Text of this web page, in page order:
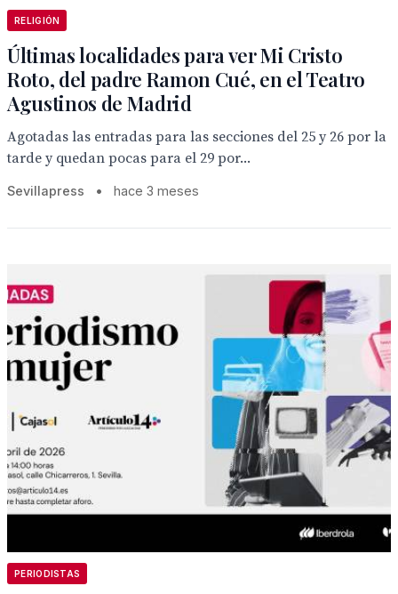
RELIGIÓN
Últimas localidades para ver Mi Cristo
Roto, del padre Ramon Cué, en el Teatro
Agustinos de Madrid
Agotadas las entradas para las secciones del 25 y 26 por la
tarde y quedan pocas para el 29 por...
Sevillapress • hace 3 meses
PERIODISTAS